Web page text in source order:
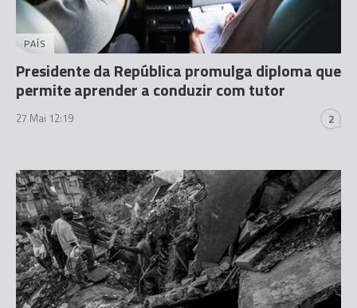
PAÍS
Presidente da República promulga diploma que
permite aprender a conduzir com tutor
27 Mai 12:19 2